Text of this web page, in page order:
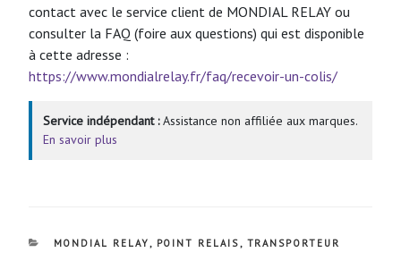
contact avec le service client de MONDIAL RELAY ou
consulter la FAQ (foire aux questions) qui est disponible
à cette adresse :
https://www.mondialrelay.fr/faq/recevoir-un-colis/
Service indépendant :Assistance non affiliée aux marques.
En savoir plus
CATÉGORIES
MONDIAL RELAY , POINT RELAIS , TRANSPORTEUR